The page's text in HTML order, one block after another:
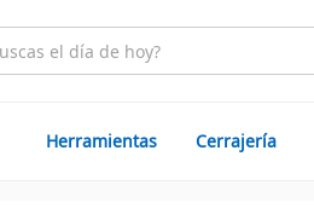
Herramientas Cerrajería